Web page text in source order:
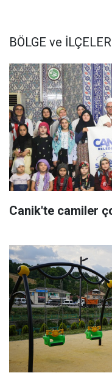
BÖLGE ve İLÇELER
Canik'te camiler